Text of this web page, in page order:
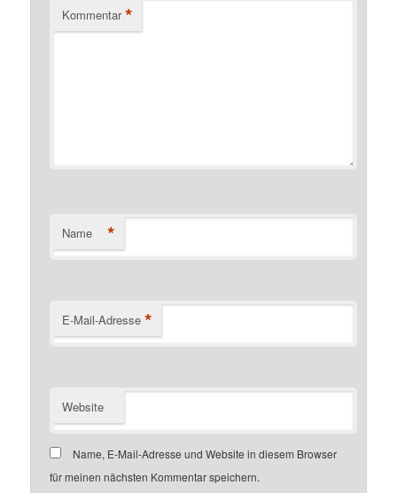
Kommentar *
Name *
E-Mail-Adresse *
Website
Name, E-Mail-Adresse und Website in diesem Browser
für meinen nächsten Kommentar speichern.